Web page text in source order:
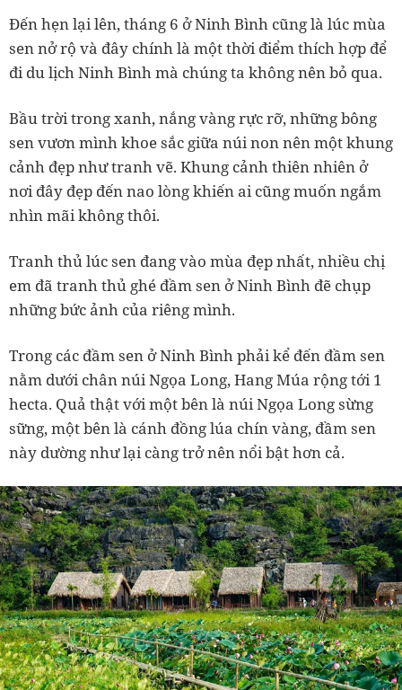
Đến hẹn lại lên, tháng 6 ở Ninh Bình cũng là lúc mùa
sen nở rộ và đây chính là một thời điểm thích hợp để
đi du lịch Ninh Bình mà chúng ta không nên bỏ qua.
Bầu trời trong xanh, nắng vàng rực rỡ, những bông
sen vươn mình khoe sắc giữa núi non nên một khung
cảnh đẹp như tranh vẽ. Khung cảnh thiên nhiên ở
nơi đây đẹp đến nao lòng khiến ai cũng muốn ngắm
nhìn mãi không thôi.
Tranh thủ lúc sen đang vào mùa đẹp nhất, nhiều chị
em đã tranh thủ ghé đầm sen ở Ninh Bình đẽ chụp
những bức ảnh của riêng mình.
Trong các đầm sen ở Ninh Bình phải kể đến đầm sen
nằm dưới chân núi Ngọa Long, Hang Múa rộng tới 1
hecta. Quả thật với một bên là núi Ngọa Long sừng
sững, một bên là cánh đồng lúa chín vàng, đầm sen
này dường như lại càng trở nên nổi bật hơn cả.